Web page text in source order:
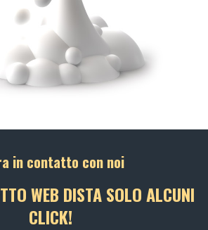
in contatto con noi
WEB DISTA SOLO ALCUNI
CLICK!